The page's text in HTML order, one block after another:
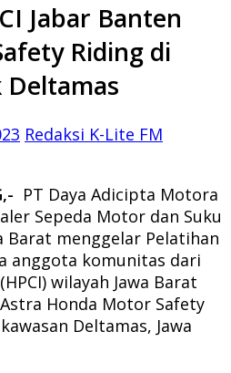
Jabar Banten
Riding di
Deltamas
Redaksi K-Lite FM
PT Daya Adicipta Motora
Sepeda Motor dan Suku
Barat menggelar Pelatihan
anggota komunitas dari
wilayah Jawa Barat
Honda Motor Safety
Deltamas, Jawa